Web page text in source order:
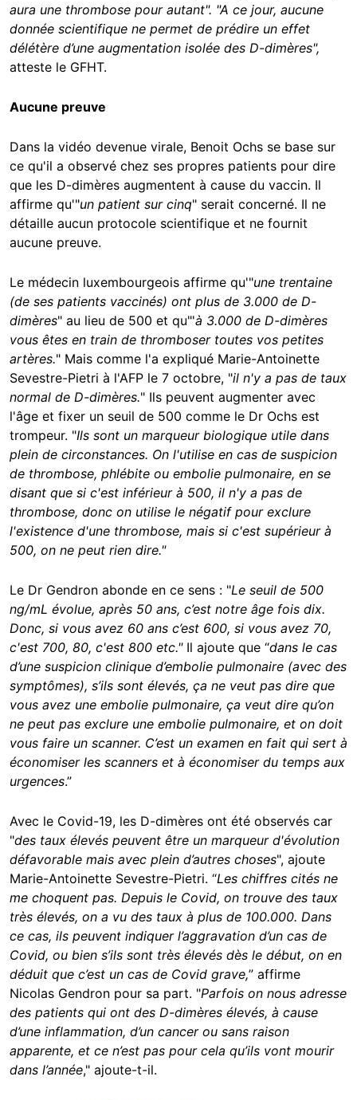
aura une thrombose pour autant". "A ce jour, aucune
donnée scientifique ne permet de prédire un effet
délétère d’une augmentation isolée des D-dimères",
atteste le GFHT.
Aucune preuve
Dans la vidéo devenue virale, Benoit Ochs se base sur
ce qu'il a observé chez ses propres patients pour dire
que les D-dimères augmentent à cause du vaccin. Il
affirme qu'"un patient sur cinq" serait concerné. Il ne
détaille aucun protocole scientifique et ne fournit
aucune preuve.
Le médecin luxembourgeois affirme qu'"une trentaine
(de ses patients vaccinés) ont plus de 3.000 de D-
dimères" au lieu de 500 et qu"'à 3.000 de D-dimères
vous êtes en train de thromboser toutes vos petites
artères." Mais comme l'a expliqué Marie-Antoinette
Sevestre-Pietri à l'AFP le 7 octobre, "il n'y a pas de taux
normal de D-dimères." Ils peuvent augmenter avec
l'âge et fixer un seuil de 500 comme le Dr Ochs est
trompeur. "Ils sont un marqueur biologique utile dans
plein de circonstances. On l'utilise en cas de suspicion
de thrombose, phlébite ou embolie pulmonaire, en se
disant que si c'est inférieur à 500, il n'y a pas de
thrombose, donc on utilise le négatif pour exclure
l'existence d'une thrombose, mais si c'est supérieur à
500, on ne peut rien dire."
Le Dr Gendron abonde en ce sens : "Le seuil de 500
ng/mL évolue, après 50 ans, c’est notre âge fois dix.
Donc, si vous avez 60 ans c’est 600, si vous avez 70,
c'est 700, 80, c'est 800 etc."Il ajoute que “dans le cas
d’une suspicion clinique d’embolie pulmonaire (avec des
symptômes), s’ils sont élevés, ça ne veut pas dire que
vous avez une embolie pulmonaire, ça veut dire qu’on
ne peut pas exclure une embolie pulmonaire, et on doit
vous faire un scanner. C’est un examen en fait qui sert à
économiser les scanners et à économiser du temps aux
urgences.”
Avec le Covid-19, les D-dimères ont été observés car
"des taux élevés peuvent être un marqueur d'évolution
défavorable mais avec plein d’autres choses", ajoute
Marie-Antoinette Sevestre-Pietri. “Les chiffres cités ne
me choquent pas. Depuis le Covid, on trouve des taux
très élevés, on a vu des taux à plus de 100.000. Dans
ce cas, ils peuvent indiquer l’aggravation d’un cas de
Covid, ou bien s’ils sont très élevés dès le début, on en
déduit que c’est un cas de Covid grave,” affirme
Nicolas Gendron pour sa part. "Parfois on nous adresse
des patients qui ont des D-dimères élevés, à cause
d’une inflammation, d’un cancer ou sans raison
apparente, et ce n’est pas pour cela qu’ils vont mourir
dans l’année," ajoute-t-il.